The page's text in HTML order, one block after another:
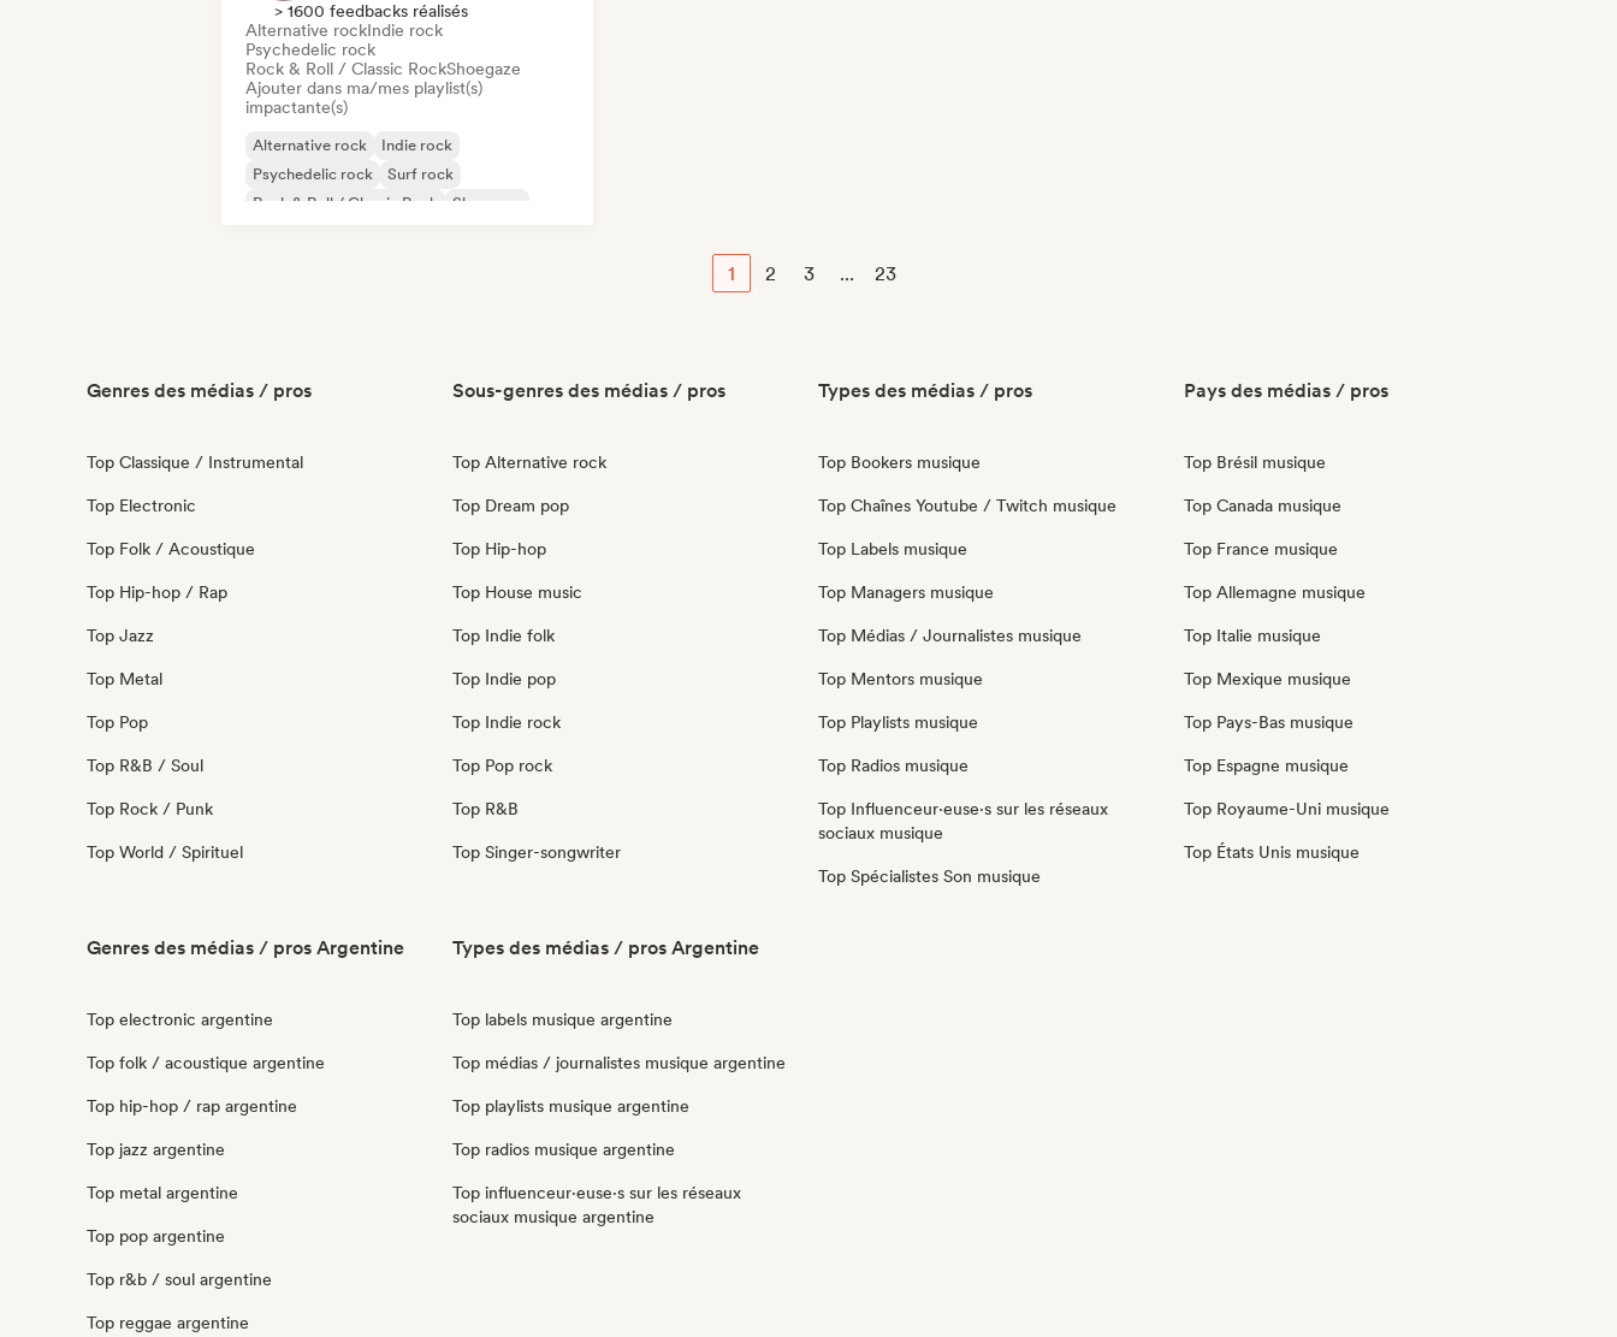
> 1600 feedbacks réalisés
Alternative rockIndie rock
Psychedelic rock
Rock & Roll / Classic RockShoegaze
Ajouter dans ma/mes playlist(s)
impactante(s)
Alternative rock
Indie rock
Psychedelic rock
Surf rock
Rock & Roll / Classic Rock
Shoegaze
1 2 3 ... 23
Genres des médias / pros
Top Classique / Instrumental
Top Electronic
Top Folk / Acoustique
Top Hip-hop / Rap
Top Jazz
Top Metal
Top Pop
Top R&B / Soul
Top Rock / Punk
Top World / Spirituel
Sous-genres des médias / pros
Top Alternative rock
Top Dream pop
Top Hip-hop
Top House music
Top Indie folk
Top Indie pop
Top Indie rock
Top Pop rock
Top R&B
Top Singer-songwriter
Types des médias / pros
Top Bookers musique
Top Chaînes Youtube / Twitch musique
Top Labels musique
Top Managers musique
Top Médias / Journalistes musique
Top Mentors musique
Top Playlists musique
Top Radios musique
Top Influenceur·euse·s sur les réseaux
sociaux musique
Top Spécialistes Son musique
Pays des médias / pros
Top Brésil musique
Top Canada musique
Top France musique
Top Allemagne musique
Top Italie musique
Top Mexique musique
Top Pays-Bas musique
Top Espagne musique
Top Royaume-Uni musique
Top États Unis musique
Genres des médias / pros Argentine
Top electronic argentine
Top folk / acoustique argentine
Top hip-hop / rap argentine
Top jazz argentine
Top metal argentine
Top pop argentine
Top r&b / soul argentine
Top reggae argentine
Types des médias / pros Argentine
Top labels musique argentine
Top médias / journalistes musique argentine
Top playlists musique argentine
Top radios musique argentine
Top influenceur·euse·s sur les réseaux
sociaux musique argentine